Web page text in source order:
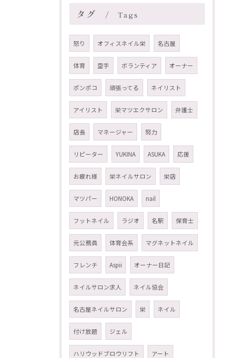
タグ Tags
怒り オフィスネイル栄 名古屋
体育 空手 ボランティア オーナー
ポンポコ 頑張ってる ネイリスト
アイリスト 栄マツエクサロン 弁護士
店長 マネージャー 努力
リピーター YUKINA ASUKA 応援
お疲れ様 栄ネイルサロン 栄店
マツパー HONOKA nail
フットネイル ラジオ 名駅 保育士
元公務員 体育会系 マグネットネイル
フレンチ Aspii オーナー日記
ネイルサロン求人 ネイル協会
名古屋ネイルサロン 栄 ネイル
付け放題 ジェル
ハリウッドブロウリフト アート